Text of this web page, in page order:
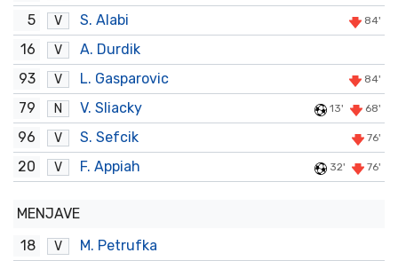
5
V S. Alabi 84'
16 V
A. Durdik
93
V L. Gasparovic 84'
79 N V. Sliacky 13' 68'
96 V S. Sefcik 76'
20 V F. Appiah 32' 76'
MENJAVE
18
V
M. Petrufka